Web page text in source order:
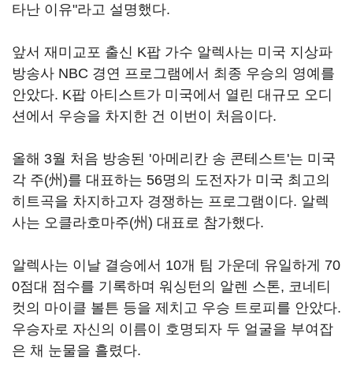
타난 이유"라고 설명했다.
앞서 재미교포 출신 K팝 가수 알렉사는 미국 지상파
방송사 NBC 경연 프로그램에서 최종 우승의 영예를
안았다. K팝 아티스트가 미국에서 열린 대규모 오디
션에서 우승을 차지한 건 이번이 처음이다.
올해 3월 처음 방송된 '아메리칸 송 콘테스트'는 미국
각 주(州)를 대표하는 56명의 도전자가 미국 최고의
히트곡을 차지하고자 경쟁하는 프로그램이다. 알렉
사는 오클라호마주(州) 대표로 참가했다.
알렉사는 이날 결승에서 10개 팀 가운데 유일하게 70
0점대 점수를 기록하며 워싱턴의 알렌 스톤, 코네티
컷의 마이클 볼튼 등을 제치고 우승 트로피를 안았다.
우승자로 자신의 이름이 호명되자 두 얼굴을 부여잡
은 채 눈물을 흘렸다.